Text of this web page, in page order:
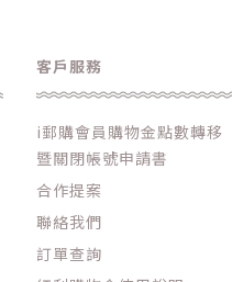
客戶服務
i郵購會員購物金點數轉移
暨關閉帳號申請書
合作提案
聯絡我們
訂單查詢